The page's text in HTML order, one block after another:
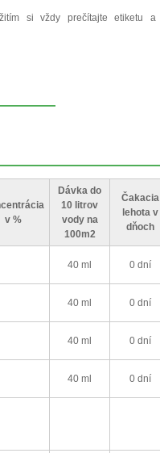
si vždy prečítajte etiketu a
v %
Dávka do
10 litrov
vody na
100m2
Čakacia
lehota v
dňoch
40 ml 0 dní
40 ml 0 dní
40 ml 0 dní
40 ml 0 dní